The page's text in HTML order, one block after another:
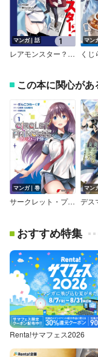
マンガ｜話
レアモンスター？それ、ただの害虫ですよ【分冊版】
マン
この本に関心が
マンガ｜巻
サークレット・プリンセス －ファースト・バウト－
マン
おすすめ特集
Renta!サマフェス2026